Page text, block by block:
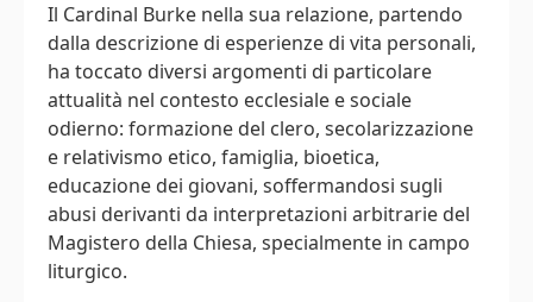
Il Cardinal Burke nella sua relazione, partendo
dalla descrizione di esperienze di vita personali,
ha toccato diversi argomenti di particolare
attualità nel contesto ecclesiale e sociale
odierno: formazione del clero, secolarizzazione
e relativismo etico, famiglia, bioetica,
educazione dei giovani, soffermandosi sugli
abusi derivanti da interpretazioni arbitrarie del
Magistero della Chiesa, specialmente in campo
liturgico.